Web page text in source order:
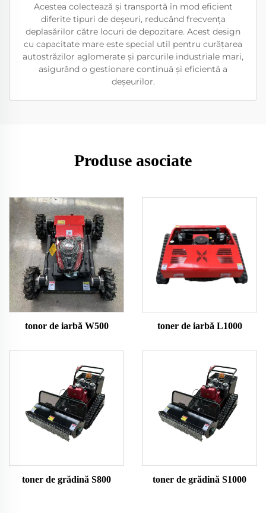
Acestea colectează și transportă în mod eficient
diferite tipuri de deșeuri, reducând frecvența
deplasărilor către locuri de depozitare. Acest design
cu capacitate mare este special util pentru curățarea
autostrăzilor aglomerate și parcurile industriale mari,
asigurând o gestionare continuă și eficientă a
deșeurilor.
Produse asociate
tonor de iarbă W500 toner de iarbă L1000
toner de grădină S800 toner de grădină S1000